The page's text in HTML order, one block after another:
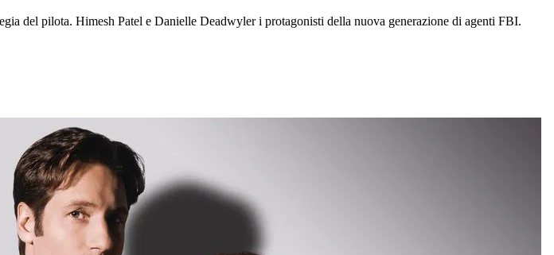
del pilota. Himesh Patel e Danielle Deadwyler i protagonisti della nuova generazione di agenti FBI.